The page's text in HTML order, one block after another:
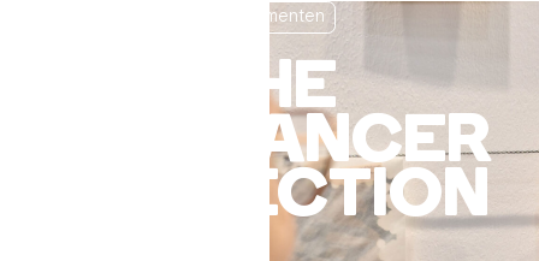
Evenementen
THE
KICKCANCER
COLLECTION